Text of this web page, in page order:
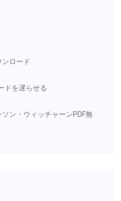
ロード
ドを遅らせる
ン・ウィッチャーンPDF無